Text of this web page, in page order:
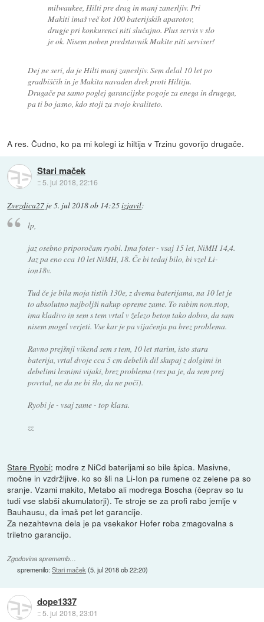
milwaukee, Hilti pre drag in manj zanesljiv. Pri
Makiti imaš več kot 100 baterijskih aparotov,
drugje pri konkurenci niti slučajno. Plus servis v slo
je ok. Nisem noben predstavnik Makite niti serviser!
Dej ne seri, da je Hilti manj zanesljiv. Sem delal 10 let po
gradbiščih in je Makita navaden drek proti Hiltiju.
Drugače pa samo poglej garancijske pogoje za enega in drugega,
pa ti bo jasno, kdo stoji za svojo kvaliteto.
A res. Čudno, ko pa mi kolegi iz hiltija v Trzinu govorijo drugače.
Stari maček
:: 5. jul 2018, 22:16
Zvezdica27 je5. jul 2018 ob 14:25izjavil:
lp,
jaz osebno priporočam ryobi. Ima foter - vsaj 15 let, NiMH 14,4.
Jaz pa eno cca 10 let NiMH, 18. Če bi tedaj bilo, bi vzel Li-
ion18v.
Tud če je bila moja tistih 130e, z dvema baterijama, na 10 let je
to absolutno najboljši nakup opreme zame. To rabim non.stop,
ima kladivo in sem s tem vrtal v železo beton tako dobro, da sam
nisem mogel verjeti. Vse kar je pa vijačenja pa brez problema.
Ravno prejšnji vikend sem s tem, 10 let starim, isto stara
baterija, vrtal dvoje cca 5 cm debelih dil skupaj z dolgimi in
debelimi lesnimi vijaki, brez problema (res pa je, da sem prej
povrtal, ne da ne bi šlo, da ne poči).
Ryobi je - vsaj zame - top klasa.
zz
Stare Ryobi; modre z NiCd baterijami so bile špica. Masivne,
močne in vzdržljive. ko so šli na Li-Ion pa rumene oz zelene pa so
sranje. Vzami makito, Metabo ali modrega Boscha (čeprav so tu
tudi vse slabši akumulatorji). Te stroje se za profi rabo jemlje v
Bauhausu, da imaš pet let garancije.
Za nezahtevna dela je pa vsekakor Hofer roba zmagovalna s
triletno garancijo.
Zgodovina sprememb…
spremenilo:Stari maček (5. jul 2018 ob 22:20)
dope1337
::5. jul 2018, 23:01